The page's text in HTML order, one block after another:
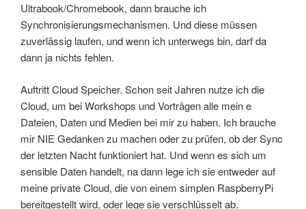
Ultrabook/Chromebook, dann brauche ich
Synchronisierungsmechanismen. Und diese müssen
zuverlässig laufen, und wenn ich unterwegs bin, darf da
dann ja nichts fehlen.
Auftritt Cloud Speicher. Schon seit Jahren nutze ich die
Cloud, um bei Workshops und Vorträgen alle mein e
Dateien, Daten und Medien bei mir zu haben. Ich brauche
mir NIE Gedanken zu machen oder zu prüfen, ob der Sync
der letzten Nacht funktioniert hat. Und wenn es sich um
sensible Daten handelt, na dann lege ich sie entweder auf
meine private Cloud, die von einem simplen RaspberryPi
bereitgestellt wird, oder lege sie verschlüsselt ab.